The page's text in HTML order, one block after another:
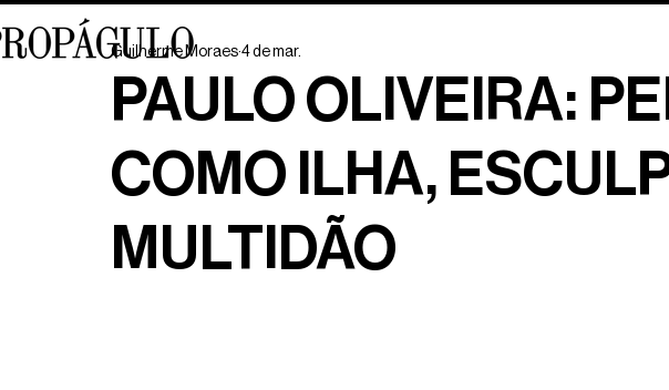
PAULO OLIVEIRA:
COMO ILHA,
MULTIDÃO
Guilherme Moraes 4 de mar.